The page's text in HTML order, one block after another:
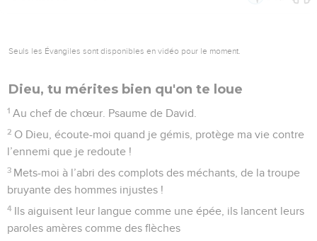
Seuls les Évangiles sont disponibles en vidéo pour le moment.
Dieu, tu mérites bien qu'on te loue
1 Au chef de chœur. Psaume de David.
2 O Dieu, écoute-moi quand je gémis, protège ma vie contre
l’ennemi que je redoute !
3 Mets-moi à l’abri des complots des méchants, de la troupe
bruyante des hommes injustes !
4 Ils aiguisent leur langue comme une épée, ils lancent leurs
paroles amères comme des flèches